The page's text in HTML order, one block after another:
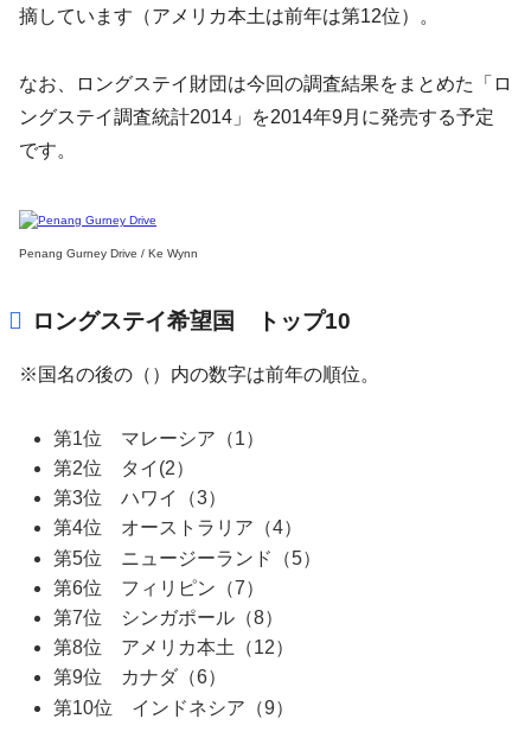
摘しています（アメリカ本土は前年は第12位）。
なお、ロングステイ財団は今回の調査結果をまとめた「ロ
ングステイ調査統計2014」を2014年9月に発売する予定
です。
Penang Gurney Drive / Ke Wynn
ロングステイ希望国 トップ10
※国名の後の（）内の数字は前年の順位。
第1位 マレーシア（1）
第2位 タイ(2）
第3位 ハワイ（3）
第4位 オーストラリア（4）
第5位 ニュージーランド（5）
第6位 フィリピン（7）
第7位 シンガポール（8）
第8位 アメリカ本土（12）
第9位 カナダ（6）
第10位 インドネシア（9）